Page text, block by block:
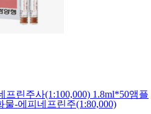
린주사(1:100,000) 1.8ml*50앰플